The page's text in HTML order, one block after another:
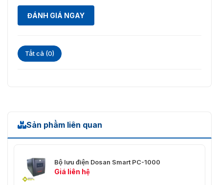
ĐÁNH GIÁ NGAY
Tất cả (0)
Sản phẩm liên quan
Bộ lưu điện Dosan Smart PC-1000
Giá liên hệ